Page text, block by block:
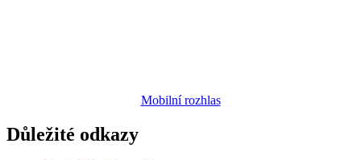
Mobilní rozhlas
Důležité odkazy